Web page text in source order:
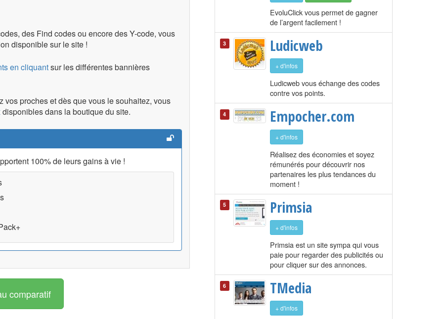
des Find codes ou encore des Y-code, vous
disponible sur le site !
en cliquantsur les différentes bannières
vos proches et dès que vous le souhaitez, vous
disponibles dans la boutique du site.
100% de leurs gains à vie !
comparatif
EvoluClick vous permet de gagner
de l’argent facilement !
3 Ludicweb
+ d'infos
Ludicweb vous échange des codes
contre vos points.
4 Empocher.com
+ d'infos
Réalisez des économies et soyez
rémunérés pour découvrir nos
partenaires les plus tendances du
moment !
5 Primsia
+ d'infos
Primsia est un site sympa qui vous
paie pour regarder des publicités ou
pour cliquer sur des annonces.
6 TMedia
+ d'infos